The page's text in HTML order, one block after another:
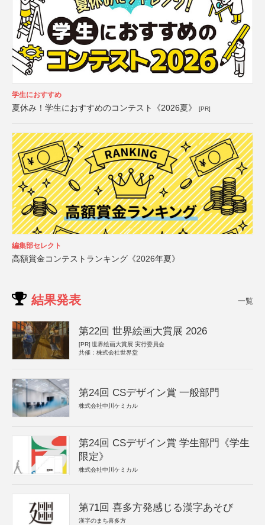
学生におすすめ
夏休み！学生におすすめのコンテスト《2026夏》 [PR]
編集部セレクト
高額賞金コンテストランキング《2026年夏》
結果発表 一覧
第22回 世界絵画大賞展 2026
[PR] 世界絵画大賞展 実行委員会
共催：株式会社世界堂
第24回 CSデザイン賞 一般部門
株式会社中川ケミカル
第24回 CSデザイン賞 学生部門《学生
限定》
株式会社中川ケミカル
第71回 喜多方発感じる漢字あそび
漢字のまち喜多方